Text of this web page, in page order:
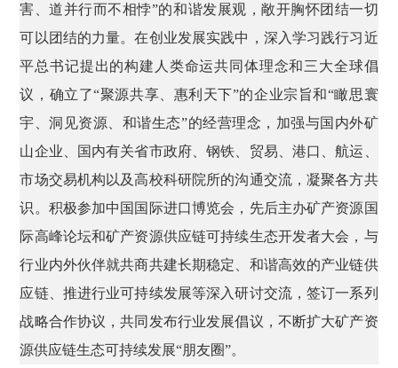
害、道并行而不相悖”的和谐发展观，敞开胸怀团结一切
可以团结的力量。在创业发展实践中，深入学习践行习近
平总书记提出的构建人类命运共同体理念和三大全球倡
议，确立了“聚源共享、惠利天下”的企业宗旨和“瞰思寰
宇、洞见资源、和谐生态”的经营理念，加强与国内外矿
山企业、国内有关省市政府、钢铁、贸易、港口、航运、
市场交易机构以及高校科研院所的沟通交流，凝聚各方共
识。积极参加中国国际进口博览会，先后主办矿产资源国
际高峰论坛和矿产资源供应链可持续生态开发者大会，与
行业内外伙伴就共商共建长期稳定、和谐高效的产业链供
应链、推进行业可持续发展等深入研讨交流，签订一系列
战略合作协议，共同发布行业发展倡议，不断扩大矿产资
源供应链生态可持续发展“朋友圈”。